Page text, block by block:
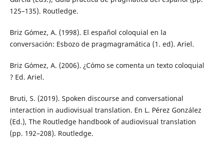
125–135). Routledge.
Briz Gómez, A. (1998). El español coloquial en la
conversación: Esbozo de pragmagramática (1. ed). Ariel.
Briz Gómez, A. (2006). ¿Cómo se comenta un texto coloquial
? Ed. Ariel.
Bruti, S. (2019). Spoken discourse and conversational
interaction in audiovisual translation. En L. Pérez González
(Ed.), The Routledge handbook of audiovisual translation
(pp. 192–208). Routledge.